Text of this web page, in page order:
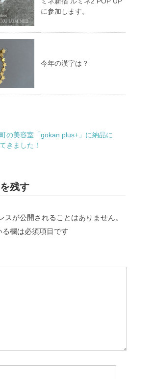
に参加します。
今年の漢字は？
の美容室「gokan plus+」に納品に
きました！
残す
スが公開されることはありません。
る欄は必須項目です